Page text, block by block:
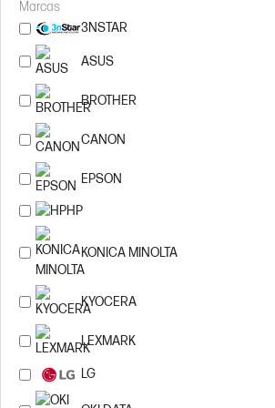
Marcas
3NSTAR
ASUS
BROTHER
CANON
EPSON
HP
KONICA MINOLTA
KYOCERA
LEXMARK
LG